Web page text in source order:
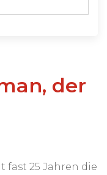
der
fast 25 Jahren die